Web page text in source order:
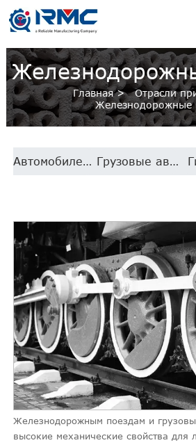
Главная> Отрасли
Железнодорожные
Автомобилестроение Грузовые автомобили
Железнодорожным поездам и
высокие механические свойства для